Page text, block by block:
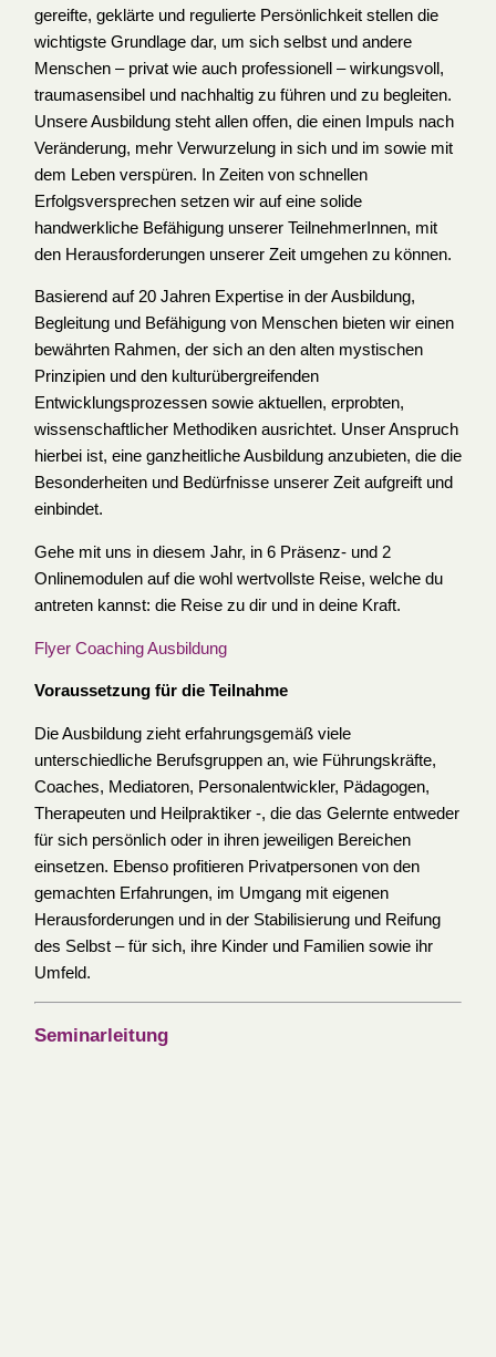
gereifte, geklärte und regulierte Persönlichkeit stellen die
wichtigste Grundlage dar, um sich selbst und andere
Menschen – privat wie auch professionell – wirkungsvoll,
traumasensibel und nachhaltig zu führen und zu begleiten.
Unsere Ausbildung steht allen offen, die einen Impuls nach
Veränderung, mehr Verwurzelung in sich und im sowie mit
dem Leben verspüren. In Zeiten von schnellen
Erfolgsversprechen setzen wir auf eine solide
handwerkliche Befähigung unserer TeilnehmerInnen, mit
den Herausforderungen unserer Zeit umgehen zu können.
Basierend auf 20 Jahren Expertise in der Ausbildung,
Begleitung und Befähigung von Menschen bieten wir einen
bewährten Rahmen, der sich an den alten mystischen
Prinzipien und den kulturübergreifenden
Entwicklungsprozessen sowie aktuellen, erprobten,
wissenschaftlicher Methodiken ausrichtet. Unser Anspruch
hierbei ist, eine ganzheitliche Ausbildung anzubieten, die die
Besonderheiten und Bedürfnisse unserer Zeit aufgreift und
einbindet.
Gehe mit uns in diesem Jahr, in 6 Präsenz- und 2
Onlinemodulen auf die wohl wertvollste Reise, welche du
antreten kannst: die Reise zu dir und in deine Kraft.
Flyer Coaching Ausbildung
Voraussetzung für die Teilnahme
Die Ausbildung zieht erfahrungsgemäß viele
unterschiedliche Berufsgruppen an, wie Führungskräfte,
Coaches, Mediatoren, Personalentwickler, Pädagogen,
Therapeuten und Heilpraktiker -, die das Gelernte entweder
für sich persönlich oder in ihren jeweiligen Bereichen
einsetzen. Ebenso profitieren Privatpersonen von den
gemachten Erfahrungen, im Umgang mit eigenen
Herausforderungen und in der Stabilisierung und Reifung
des Selbst – für sich, ihre Kinder und Familien sowie ihr
Umfeld.
Seminarleitung